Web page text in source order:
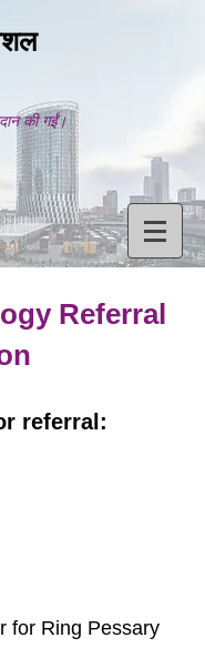
की गईं।
Referral
referral:
for Ring Pessary